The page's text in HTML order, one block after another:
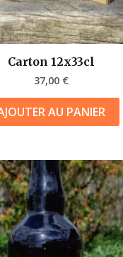
Carton 12x33cl
37,00 €
AU PANIER